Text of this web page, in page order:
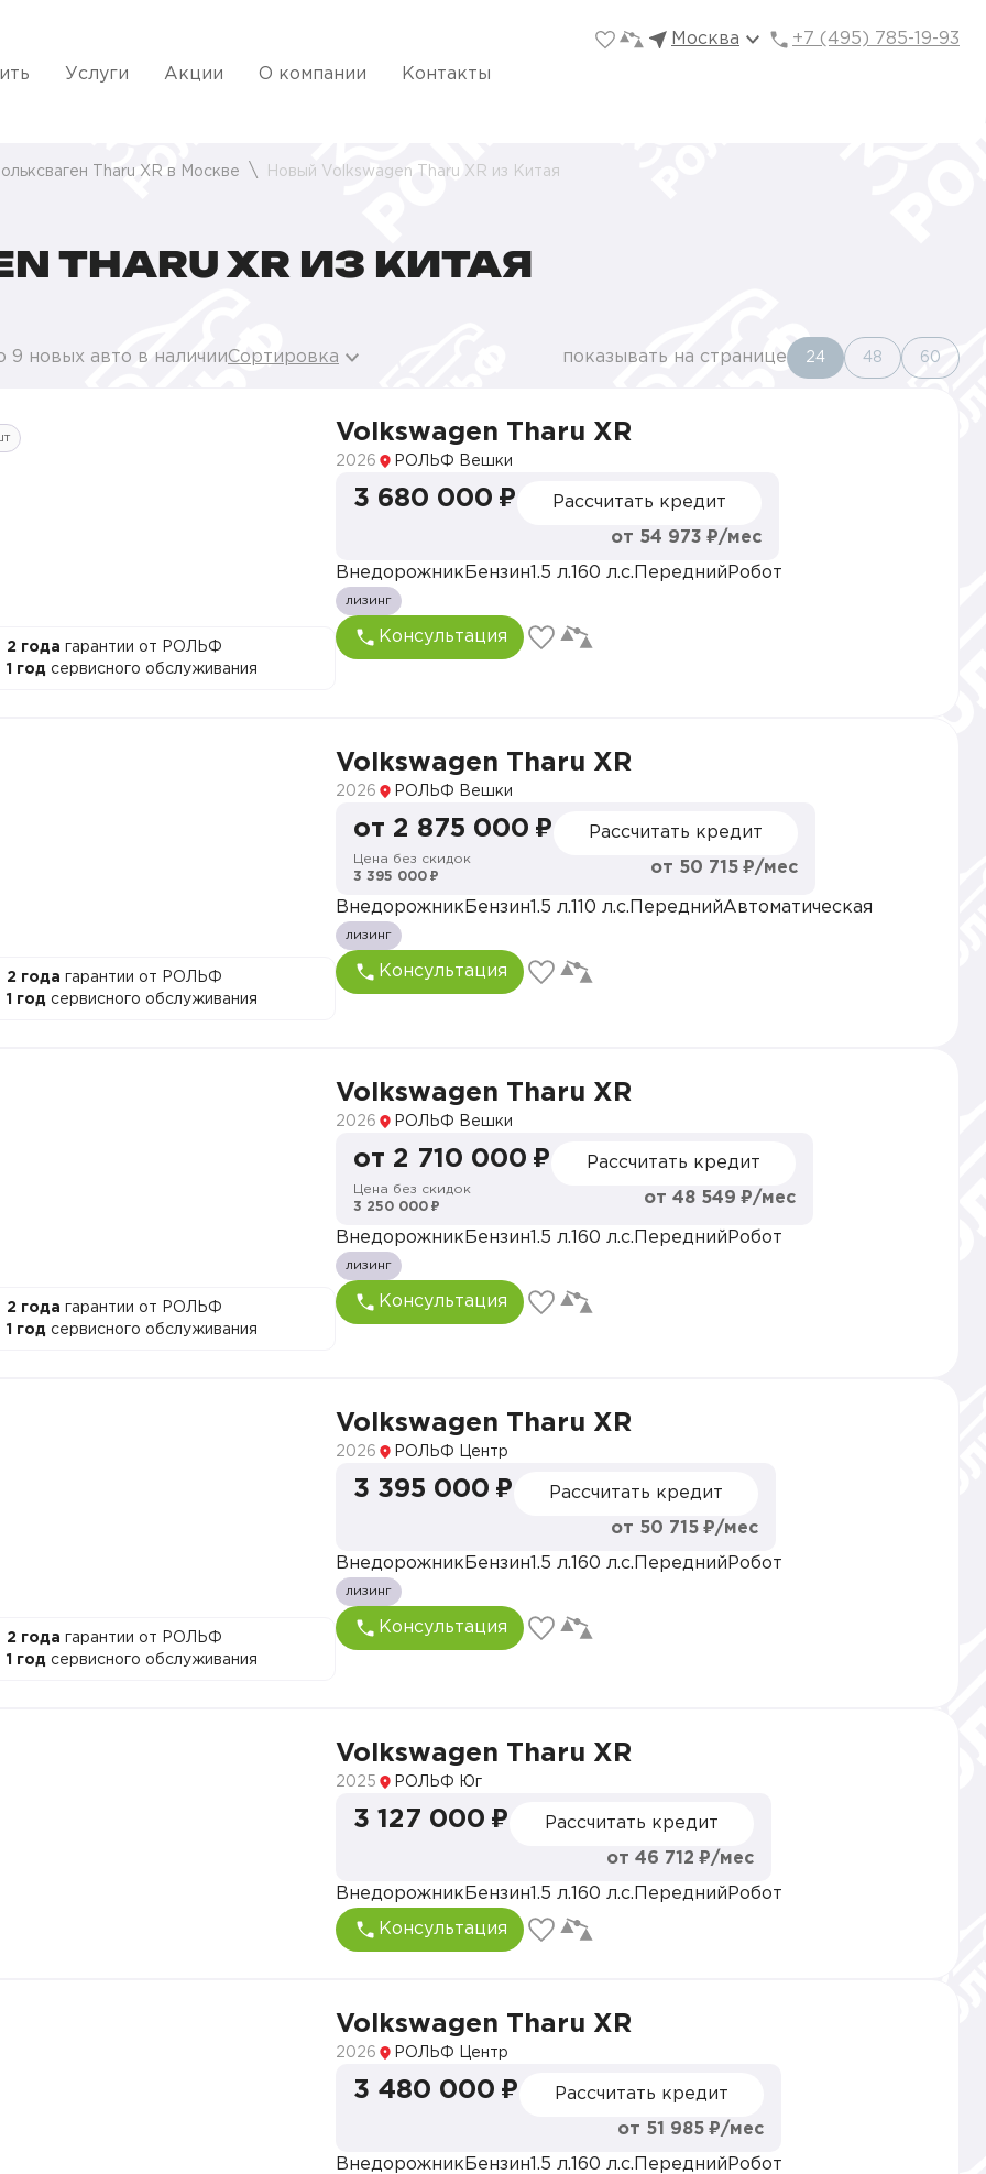
Москва +7 (495) 785-19-93
Услуги Акции О компании Контакты
Tharu XR в Москве Новый Volkswagen Tharu XR из Китая
THARU XR ИЗ КИТАЯ
9 новых авто в наличииСортировка показывать на странице 24 48 60
2 года гарантии от РОЛЬФ
1 год сервисного обслуживания
Volkswagen Tharu XR
2026 РОЛЬФ Вешки
3 680 000 ₽ Рассчитать кредит
от 54 973 ₽/мес
Внедорожник Бензин 1.5 л. 160 л.с. Передний Робот
лизинг
Консультация
2 года гарантии от РОЛЬФ
1 год сервисного обслуживания
Volkswagen Tharu XR
2026 РОЛЬФ Вешки
от 2 875 000 ₽
Цена без скидок
3 395 000 ₽
Рассчитать кредит
от 50 715 ₽/мес
Внедорожник Бензин 1.5 л. 110 л.с. ПереднийАвтоматическая
лизинг
Консультация
2 года гарантии от РОЛЬФ
1 год сервисного обслуживания
Volkswagen Tharu XR
2026 РОЛЬФ Вешки
от 2 710 000 ₽
Цена без скидок
3 250 000 ₽
Рассчитать кредит
от 48 549 ₽/мес
Внедорожник Бензин 1.5 л. 160 л.с. Передний Робот
лизинг
Консультация
2 года гарантии от РОЛЬФ
1 год сервисного обслуживания
Volkswagen Tharu XR
2026 РОЛЬФ Центр
3 395 000 ₽ Рассчитать кредит
от 50 715 ₽/мес
Внедорожник Бензин 1.5 л. 160 л.с. Передний Робот
лизинг
Консультация
Volkswagen Tharu XR
2025 РОЛЬФ Юг
3 127 000 ₽ Рассчитать кредит
от 46 712 ₽/мес
Внедорожник Бензин 1.5 л. 160 л.с. Передний Робот
Консультация
Volkswagen Tharu XR
2026 РОЛЬФ Центр
3 480 000 ₽ Рассчитать кредит
от 51 985 ₽/мес
Внедорожник Бензин 1.5 л. 160 л.с. Передний Робот